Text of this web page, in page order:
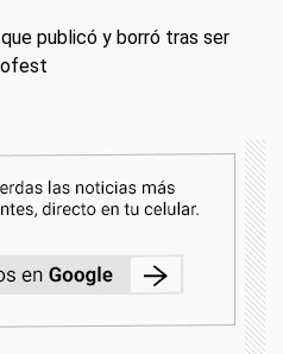
publicó y borró tras ser